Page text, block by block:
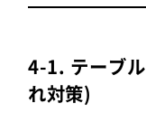
4-1. テーブ
れ対策)